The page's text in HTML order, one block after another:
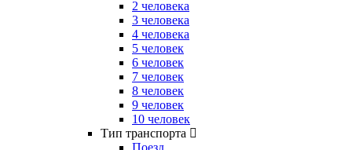
2 человека
3 человека
4 человека
5 человек
6 человек
7 человек
8 человек
9 человек
10 человек
Тип транспорта
Поезд